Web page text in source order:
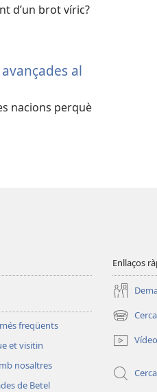
d’un brot víric?
al
nacions perquè
freqüents
et visitin
nosaltres
de Betel
Enllaços
(obre
una
finestra
Cerca